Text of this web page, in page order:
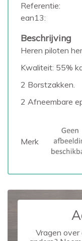
Referentie:
ean13:
Beschrijving
Heren piloten
Kwaliteit: 55%
2 Borstzakken.
2 Afneembare
Merk
Vragen